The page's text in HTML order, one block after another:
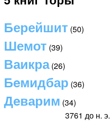
Берейшит (50)
Шемот (39)
Ваикра(26)
Бeмидбар (36)
Дeварим (34)
3761 до н.